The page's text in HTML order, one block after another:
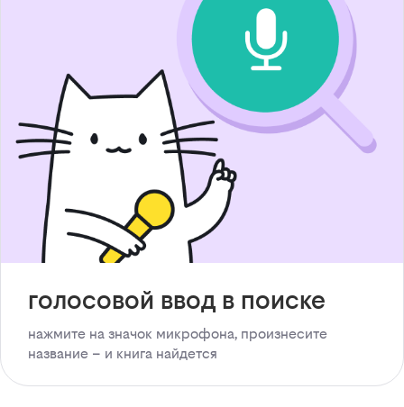
голосовой ввод в поиске
нажмите на значок микрофона, произнесите
название – и книга найдется